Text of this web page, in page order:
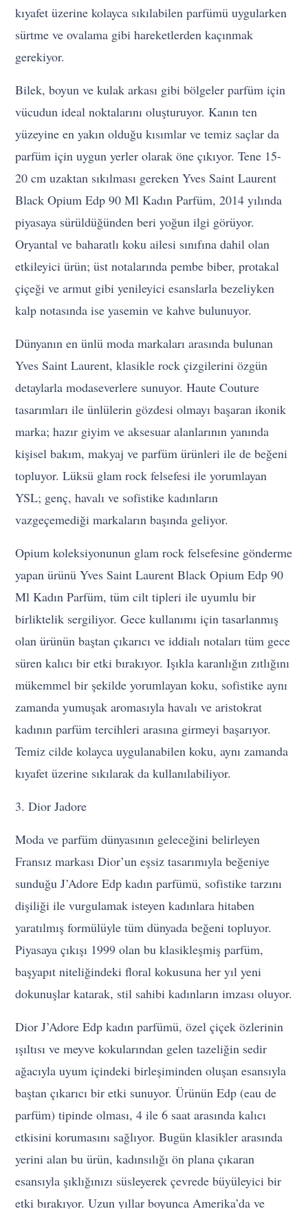
kıyafet üzerine kolayca sıkılabilen parfümü uygularken
sürtme ve ovalama gibi hareketlerden kaçınmak
gerekiyor.
Bilek, boyun ve kulak arkası gibi bölgeler parfüm için
vücudun ideal noktalarını oluşturuyor. Kanın ten
yüzeyine en yakın olduğu kısımlar ve temiz saçlar da
parfüm için uygun yerler olarak öne çıkıyor. Tene 15-
20 cm uzaktan sıkılması gereken Yves Saint Laurent
Black Opium Edp 90 Ml Kadın Parfüm, 2014 yılında
piyasaya sürüldüğünden beri yoğun ilgi görüyor.
Oryantal ve baharatlı koku ailesi sınıfına dahil olan
etkileyici ürün; üst notalarında pembe biber, protakal
çiçeği ve armut gibi yenileyici esanslarla bezeliyken
kalp notasında ise yasemin ve kahve bulunuyor.
Dünyanın en ünlü moda markaları arasında bulunan
Yves Saint Laurent, klasikle rock çizgilerini özgün
detaylarla modaseverlere sunuyor. Haute Couture
tasarımları ile ünlülerin gözdesi olmayı başaran ikonik
marka; hazır giyim ve aksesuar alanlarının yanında
kişisel bakım, makyaj ve parfüm ürünleri ile de beğeni
topluyor. Lüksü glam rock felsefesi ile yorumlayan
YSL; genç, havalı ve sofistike kadınların
vazgeçemediği markaların başında geliyor.
Opium koleksiyonunun glam rock felsefesine gönderme
yapan ürünü Yves Saint Laurent Black Opium Edp 90
Ml Kadın Parfüm, tüm cilt tipleri ile uyumlu bir
birliktelik sergiliyor. Gece kullanımı için tasarlanmış
olan ürünün baştan çıkarıcı ve iddialı notaları tüm gece
süren kalıcı bir etki bırakıyor. Işıkla karanlığın zıtlığını
mükemmel bir şekilde yorumlayan koku, sofistike aynı
zamanda yumuşak aromasıyla havalı ve aristokrat
kadının parfüm tercihleri arasına girmeyi başarıyor.
Temiz cilde kolayca uygulanabilen koku, aynı zamanda
kıyafet üzerine sıkılarak da kullanılabiliyor.
3. Dior Jadore
Moda ve parfüm dünyasının geleceğini belirleyen
Fransız markası Dior’un eşsiz tasarımıyla beğeniye
sunduğu J’Adore Edp kadın parfümü, sofistike tarzını
dişiliği ile vurgulamak isteyen kadınlara hitaben
yaratılmış formülüyle tüm dünyada beğeni topluyor.
Piyasaya çıkışı 1999 olan bu klasikleşmiş parfüm,
başyapıt niteliğindeki floral kokusuna her yıl yeni
dokunuşlar katarak, stil sahibi kadınların imzası oluyor.
Dior J’Adore Edp kadın parfümü, özel çiçek özlerinin
ışıltısı ve meyve kokularından gelen tazeliğin sedir
ağacıyla uyum içindeki birleşiminden oluşan esansıyla
baştan çıkarıcı bir etki sunuyor. Ürünün Edp (eau de
parfüm) tipinde olması, 4 ile 6 saat arasında kalıcı
etkisini korumasını sağlıyor. Bugün klasikler arasında
yerini alan bu ürün, kadınsılığı ön plana çıkaran
esansıyla şıklığınızı süsleyerek çevrede büyüleyici bir
etki bırakıyor. Uzun yıllar boyunca Amerika’da ve